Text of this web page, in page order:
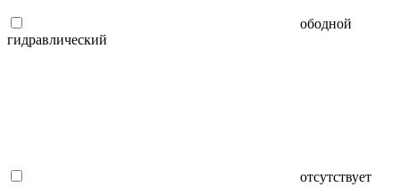
ободной
гидравлический
отсутствует